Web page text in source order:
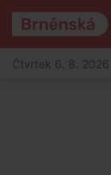
Čtvrtek 6. 8.